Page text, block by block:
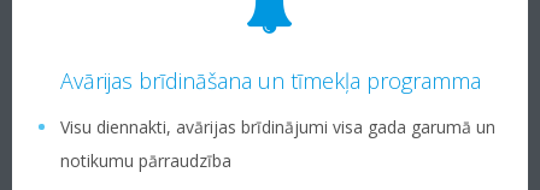
Avārijas brīdināšana un tīmekļa programma
Visu diennakti, avārijas brīdinājumi visa gada garumā un
notikumu pārraudzība